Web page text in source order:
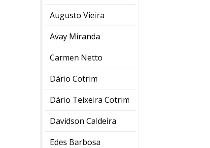
Augusto Vieira
Avay Miranda
Carmen Netto
Dário Cotrim
Dário Teixeira Cotrim
Davidson Caldeira
Edes Barbosa